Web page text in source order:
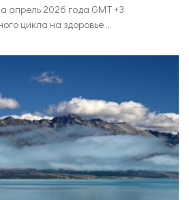
апрель 2026 года GMT +3
цикла на здоровье ...